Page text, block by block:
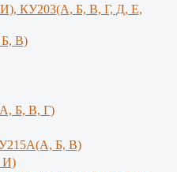
КУ203(А, Б, В, Г, Д, Е,
В)
Б, В, Г)
Б, В)
И)